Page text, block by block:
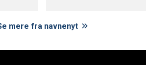
mere fra navnenyt